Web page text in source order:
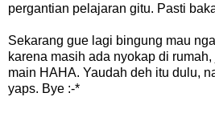
pergantian pelajaran gitu. Pasti
Sekarang gue lagi bingung mau
karena masih ada nyokap di
main HAHA. Yaudah deh itu dulu,
yaps. Bye :-*